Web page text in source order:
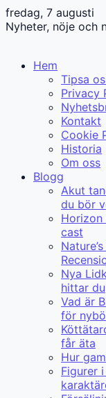
fredag, 7 augusti
Nyheter, nöje och
Hem
Tipsa
Privacy
Kontakt
Cookie
Historia
Om oss
Blogg
Akut
du bör
Horizon
cast
Nya
hittar du
Vad är
för
får äta
Hur
Figurer